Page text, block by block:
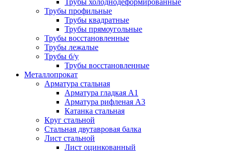
Трубы холоднодеформированные
Трубы профильные
Трубы квадратные
Трубы прямоугольные
Трубы восстановленные
Трубы лежалые
Трубы б/у
Трубы восстановленные
Металлопрокат
Арматура стальная
Арматура гладкая А1
Арматура рифленая А3
Катанка стальная
Круг стальной
Стальная двутавровая балка
Лист стальной
Лист оцинкованный